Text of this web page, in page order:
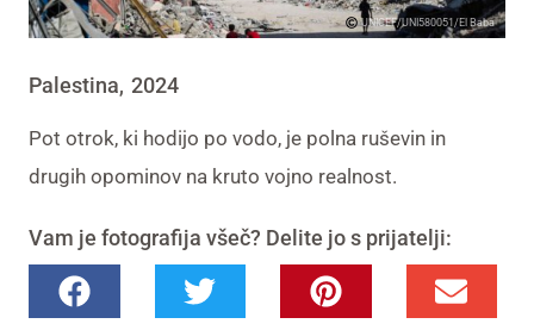
UNICEF/UNI580051/El Baba
Palestina, 2024
Pot otrok, ki hodijo po vodo, je polna ruševin in
drugih opominov na kruto vojno realnost.
Vam je fotografija všeč? Delite jo s prijatelji: